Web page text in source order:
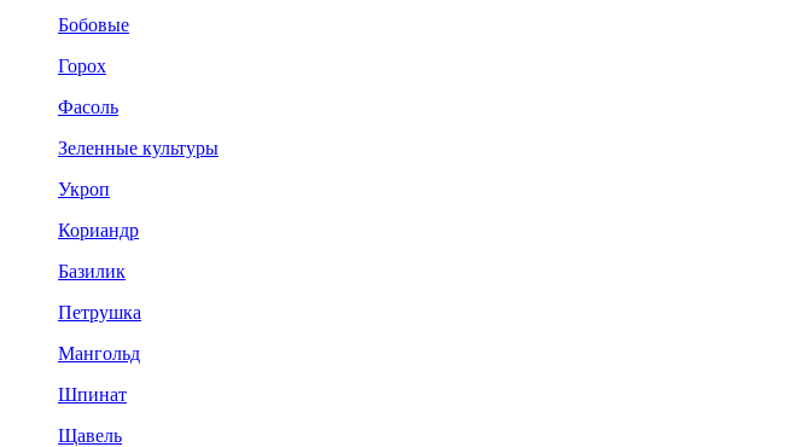
Бобовые
Горох
Фасоль
Зеленные культуры
Укроп
Кориандр
Базилик
Петрушка
Мангольд
Шпинат
Щавель